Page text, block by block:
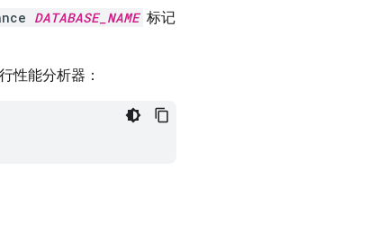
DATABASE_NAME 标记
性能分析器：